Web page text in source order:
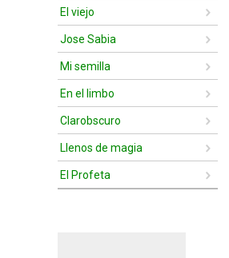
El viejo
Jose Sabia
Mi semilla
En el limbo
Clarobscuro
Llenos de magia
El Profeta